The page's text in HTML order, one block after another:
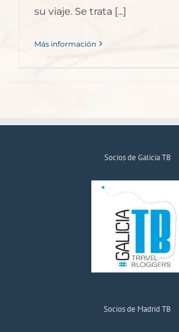
su viaje. Se trata [...]
Más información
Socios de Galicia TB
Socios de Madrid TB